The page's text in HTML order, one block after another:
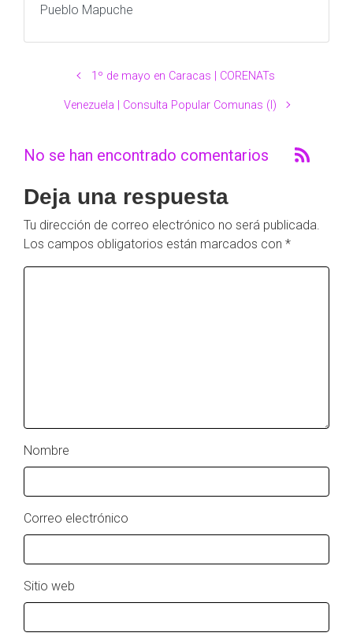
Pueblo Mapuche
1º de mayo en Caracas | CORENATs
Venezuela | Consulta Popular Comunas (I)
No se han encontrado comentarios
Deja una respuesta
Tu dirección de correo electrónico no será publicada.
Los campos obligatorios están marcados con *
Nombre
Correo electrónico
Sitio web